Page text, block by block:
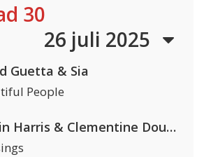
30
26 juli 2025
Guetta & Sia
People
Calvin Harris & Clementine Douglas